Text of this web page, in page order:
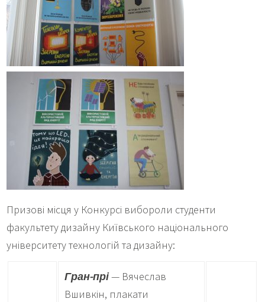
Призові місця у Конкурсі вибороли студенти
факультету дизайну Київського національного
університету технологій та дизайну:
Гран-прі— Вячеслав
Вшивкін, плакати